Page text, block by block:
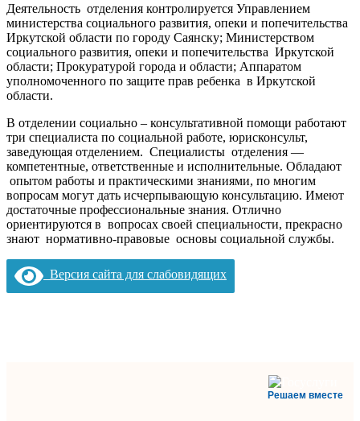
Деятельность отделения контролируется Управлением
министерства социального развития, опеки и попечительства
Иркутской области по городу Саянску; Министерством
социального развития, опеки и попечительства Иркутской
области; Прокуратурой города и области; Аппаратом
уполномоченного по защите прав ребенка в Иркутской
области.
В отделении социально – консультативной помощи работают
три специалиста по социальной работе, юрисконсульт,
заведующая отделением. Специалисты отделения —
компетентные, ответственные и исполнительные. Обладают
опытом работы и практическими знаниями, по многим
вопросам могут дать исчерпывающую консультацию. Имеют
достаточные профессиональные знания. Отлично
ориентируются в вопросах своей специальности, прекрасно
знают нормативно-правовые основы социальной службы.
Версия сайта для слабовидящих
Решаем вместе